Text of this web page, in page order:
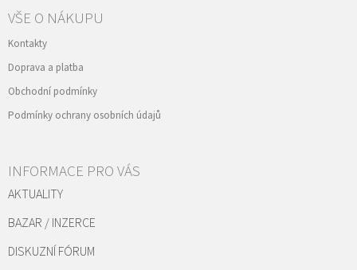
VŠE O NÁKUPU
Kontakty
Doprava a platba
Obchodní podmínky
Podmínky ochrany osobních údajů
INFORMACE PRO VÁS
AKTUALITY
BAZAR / INZERCE
DISKUZNÍ FÓRUM